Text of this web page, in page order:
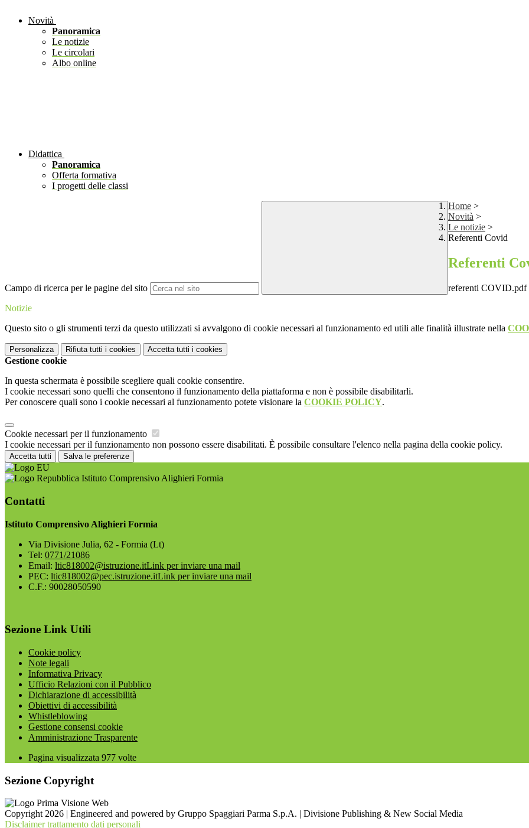
Novità
Panoramica
Le notizie
Le circolari
Albo online
Didattica
Panoramica
Offerta formativa
I progetti delle classi
Campo di ricerca per le pagine del sito
Home >
Novità >
Le notizie >
Referenti Covid
Referenti
referenti COVID.pdf
Notizie
Questo sito o gli strumenti terzi da questo utilizzati si avvalgono di cookie necessari al funzionamento ed utili alle finalità illustrate nella
Personalizza Rifiuta tutti i cookies Accetta tutti i cookies
Gestione cookie
In questa schermata è possibile scegliere quali cookie consentire.
I cookie necessari sono quelli che consentono il funzionamento della piattaforma e non è possibile disabilitarli.
Per conoscere quali sono i cookie necessari al funzionamento potete visionare la COOKIE POLICY.
Cookie necessari per il funzionamento
I cookie necessari per il funzionamento non possono essere disabilitati. È possibile consultare l'elenco nella pagina della cookie policy.
Accetta tutti Salva le preferenze
Istituto Comprensivo Alighieri Formia
Contatti
Istituto Comprensivo Alighieri Formia
Via Divisione Julia, 62 - Formia (Lt)
Tel: 0771/21086
Email: ltic818002@istruzione.itLink per inviare una mail
PEC: ltic818002@pec.istruzione.itLink per inviare una mail
C.F.: 90028050590
Sezione Link Utili
Cookie policy
Note legali
Informativa Privacy
Ufficio Relazioni con il Pubblico
Dichiarazione di accessibilità
Obiettivi di accessibilità
Whistleblowing
Gestione consensi cookie
Amministrazione Trasparente
Pagina visualizzata 977 volte
Sezione Copyright
Copyright 2026 | Engineered and powered by Gruppo Spaggiari Parma S.p.A. | Divisione Publishing & New Social Media
Disclaimer trattamento dati personali